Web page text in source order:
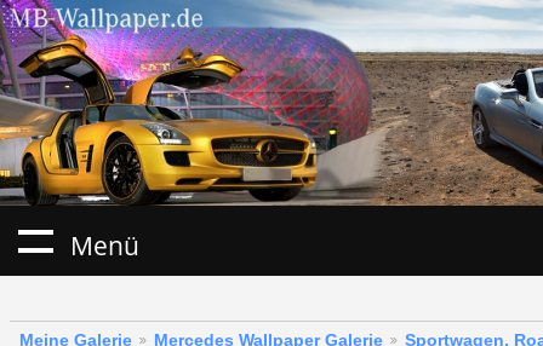
Menü
Meine Galerie Mercedes Wallpaper Galerie
Sportwagen,